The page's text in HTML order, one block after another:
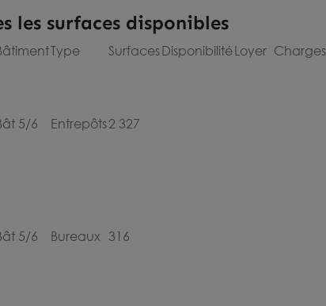
les surfaces disponibles
Type SurfacesDisponibilitéLoyer Charges
5/6 Entrepôts2 327
5/6 Bureaux 316